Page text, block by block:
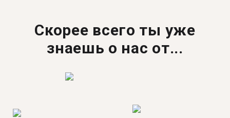
Скорее всего ты уже
знаешь о нас от...